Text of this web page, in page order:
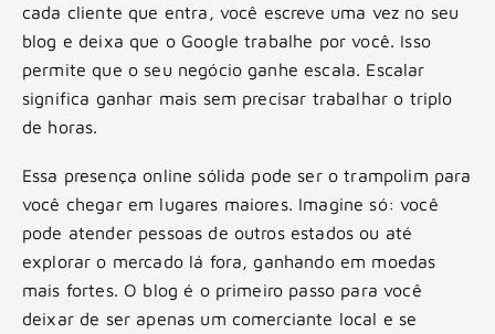
cada cliente que entra, você escreve uma vez no seu
blog e deixa que o Google trabalhe por você. Isso
permite que o seu negócio ganhe escala. Escalar
significa ganhar mais sem precisar trabalhar o triplo
de horas.
Essa presença online sólida pode ser o trampolim para
você chegar em lugares maiores. Imagine só: você
pode atender pessoas de outros estados ou até
explorar o mercado lá fora, ganhando em moedas
mais fortes. O blog é o primeiro passo para você
deixar de ser apenas um comerciante local e se